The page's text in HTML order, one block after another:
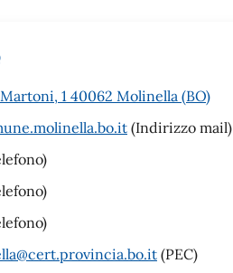
1 40062 Molinella (BO)
(Indirizzo mail)
(PEC)